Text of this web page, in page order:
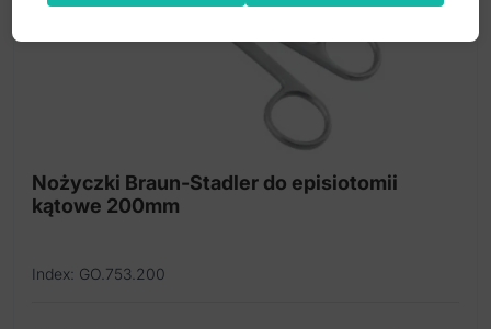
Nożyczki Braun-Stadler do episiotomii
kątowe 200mm
Index: GO.753.200